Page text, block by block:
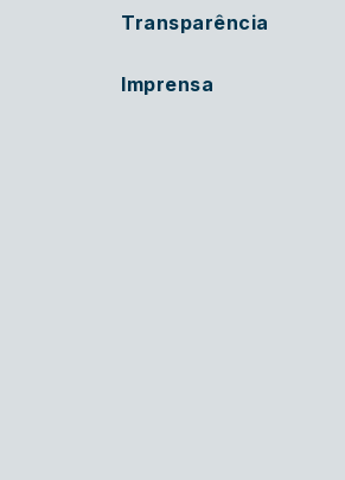
Transparência
Imprensa